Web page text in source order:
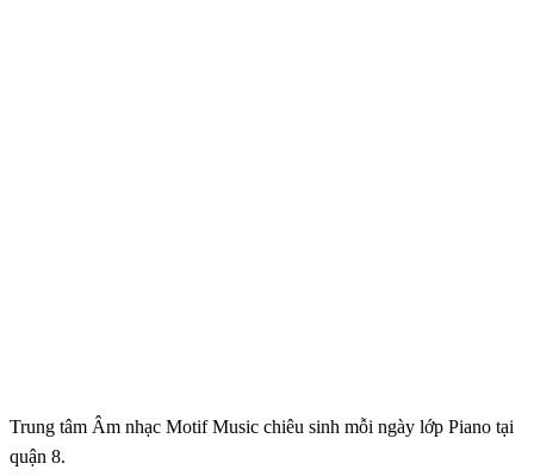
Trung tâm Âm nhạc Motif Music chiêu sinh mỗi ngày lớp Piano tại
quận 8.